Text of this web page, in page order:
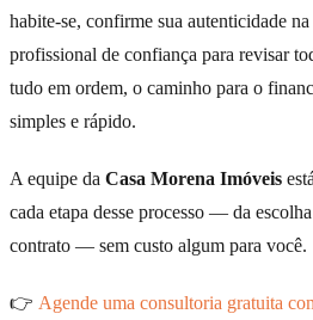
habite-se, confirme sua autenticidade
profissional de confiança para revisar
tudo em ordem, o caminho para o
simples e rápido.
A equipe da Casa Morena Imóveis
cada etapa desse processo — da
contrato — sem custo algum para você.
👉 Agende uma consultoria gratuita